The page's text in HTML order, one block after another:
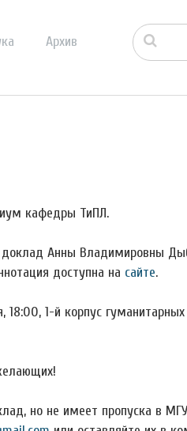
Архив
кафедры ТиПЛ.
Анны Владимировны
доступна на сайте.
18:00, 1-й корпус
но не имеет пропуска в